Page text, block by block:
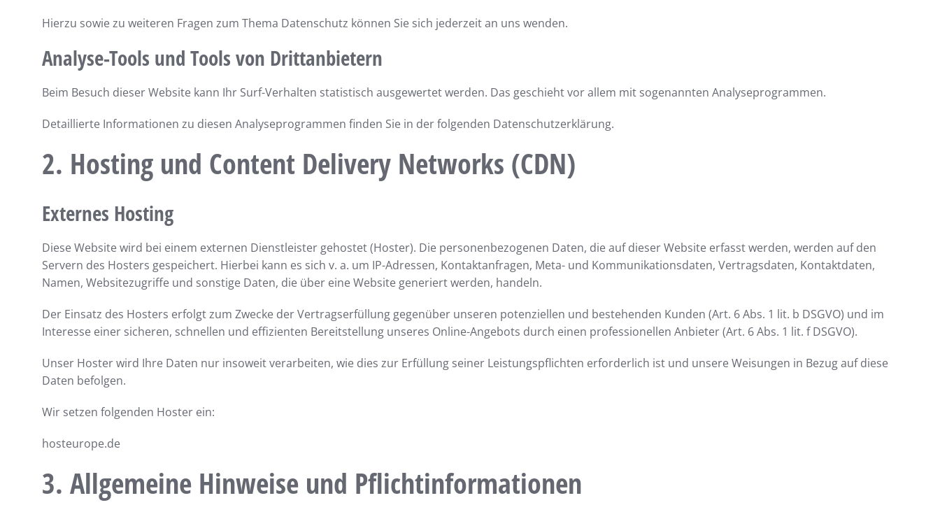
Hierzu sowie zu weiteren Fragen zum Thema Datenschutz können Sie sich jederzeit an uns wenden.
Analyse-Tools und Tools von Dritt­anbietern
Beim Besuch dieser Website kann Ihr Surf-Verhalten statistisch ausgewertet werden. Das geschieht vor allem mit sogenannten Analyseprogrammen.
Detaillierte Informationen zu diesen Analyseprogrammen finden Sie in der folgenden Datenschutzerklärung.
2. Hosting und Content Delivery Networks (CDN)
Externes Hosting
Diese Website wird bei einem externen Dienstleister gehostet (Hoster). Die personenbezogenen Daten, die auf dieser Website erfasst werden, werden auf den
Servern des Hosters gespeichert. Hierbei kann es sich v. a. um IP-Adressen, Kontaktanfragen, Meta- und Kommunikationsdaten, Vertragsdaten, Kontaktdaten,
Namen, Websitezugriffe und sonstige Daten, die über eine Website generiert werden, handeln.
Der Einsatz des Hosters erfolgt zum Zwecke der Vertragserfüllung gegenüber unseren potenziellen und bestehenden Kunden (Art. 6 Abs. 1 lit. b DSGVO) und im
Interesse einer sicheren, schnellen und effizienten Bereitstellung unseres Online-Angebots durch einen professionellen Anbieter (Art. 6 Abs. 1 lit. f DSGVO).
Unser Hoster wird Ihre Daten nur insoweit verarbeiten, wie dies zur Erfüllung seiner Leistungspflichten erforderlich ist und unsere Weisungen in Bezug auf diese
Daten befolgen.
Wir setzen folgenden Hoster ein:
hosteurope.de
3. Allgemeine Hinweise und Pflicht­informationen